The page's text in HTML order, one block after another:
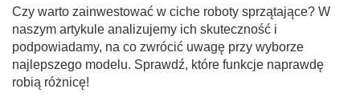
Czy warto zainwestować w ciche roboty sprzątające? W
naszym artykule analizujemy ich skuteczność i
podpowiadamy, na co zwrócić uwagę przy wyborze
najlepszego modelu. Sprawdź, które funkcje naprawdę
robią różnicę!